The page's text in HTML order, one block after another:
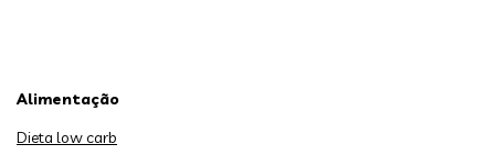
Alimentação
Dieta low carb